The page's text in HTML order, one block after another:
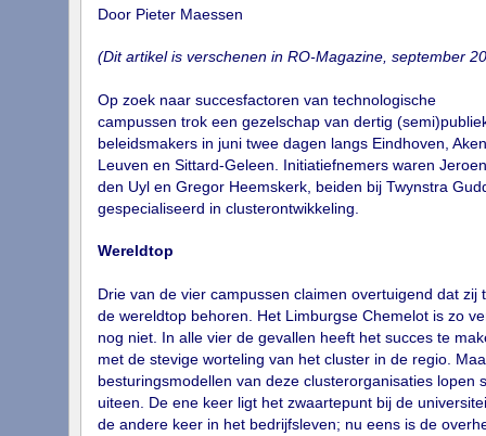
Door Pieter Maessen
(Dit artikel is verschenen in RO-Magazine, september
Op zoek naar succesfactoren van technologische
campussen trok een gezelschap van dertig
beleidsmakers in juni twee dagen langs Eindhoven,
Leuven en Sittard-Geleen. Initiatiefnemers waren Jeroen
den Uyl en Gregor Heemskerk, beiden bij Twynstra
gespecialiseerd in clusterontwikkeling.
Wereldtop
Drie van de vier campussen claimen overtuigend dat zij
de wereldtop behoren. Het Limburgse Chemelot is zo
nog niet. In alle vier de gevallen heeft het succes te
met de stevige worteling van het cluster in de regio.
besturingsmodellen van deze clusterorganisaties lopen
uiteen. De ene keer ligt het zwaartepunt bij de
de andere keer in het bedrijfsleven; nu eens is de